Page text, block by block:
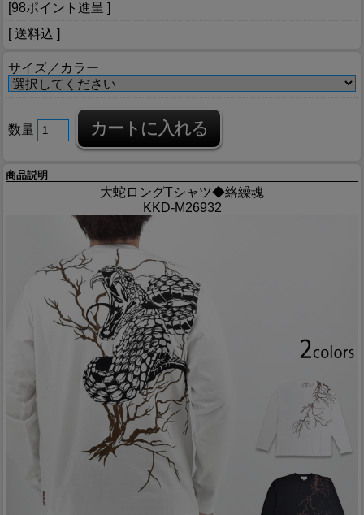
[98ポイント進呈 ]
[ 送料込 ]
サイズ／カラー
数量
商品説明
大蛇ロングTシャツ◆絡繰魂
KKD-M26932